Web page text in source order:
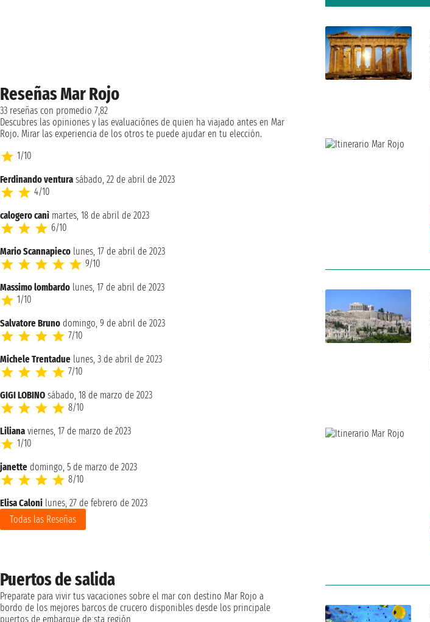
Reseñas Mar Rojo
33 reseñas con promedio 7,82
Descubres las opiniones y las evaluaciónes de quien ha viajado antes en Mar
Rojo. Mirar las experiencia de los otros te puede ajudar en tu elección.
1/10
Ferdinando ventura sábado, 22 de abril de 2023
4/10
calogero canì martes, 18 de abril de 2023
6/10
Mario Scannapieco lunes, 17 de abril de 2023
9/10
Massimo lombardo lunes, 17 de abril de 2023
1/10
Salvatore Bruno domingo, 9 de abril de 2023
7/10
Michele Trentadue lunes, 3 de abril de 2023
7/10
GIGI LOBINO sábado, 18 de marzo de 2023
8/10
Liliana viernes, 17 de marzo de 2023
1/10
janette domingo, 5 de marzo de 2023
8/10
Elisa Caloni lunes, 27 de febrero de 2023
Todas las Reseñas
Puertos de salida
Preparate para vivir tus vacaciones sobre el mar con destino Mar Rojo a
bordo de los mejores barcos de crucero disponibles desde los principale
puertos de embarque de sta región